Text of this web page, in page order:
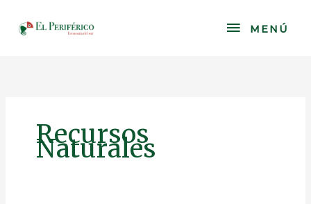
content
MENÚ
MENÚ
Recursos
Naturales